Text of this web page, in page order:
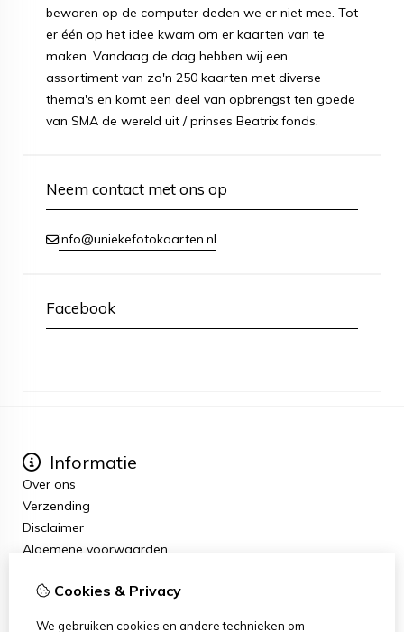
bewaren op de computer deden we er niet mee. Tot
er één op het idee kwam om er kaarten van te
maken. Vandaag de dag hebben wij een
assortiment van zo'n 250 kaarten met diverse
thema's en komt een deel van opbrengst ten goede
van SMA de wereld uit / prinses Beatrix fonds.
Neem contact met ons op
info@uniekefotokaarten.nl
Facebook
Informatie
Over ons
Verzending
Disclaimer
Algemene voorwaarden
Cadeaubon
Cookies & Privacy
We gebruiken cookies en andere technieken om